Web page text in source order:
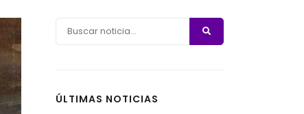
ÚLTIMAS NOTICIAS